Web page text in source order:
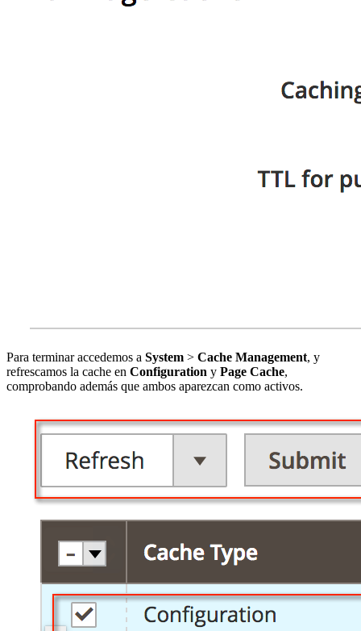
Para terminar accedemos a System > Cache Management, y
refrescamos la cache en Configuration y Page Cache,
comprobando además que ambos aparezcan como activos.